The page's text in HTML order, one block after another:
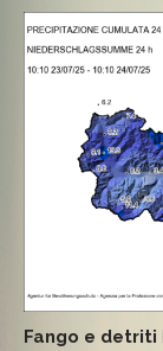
Fango e detriti